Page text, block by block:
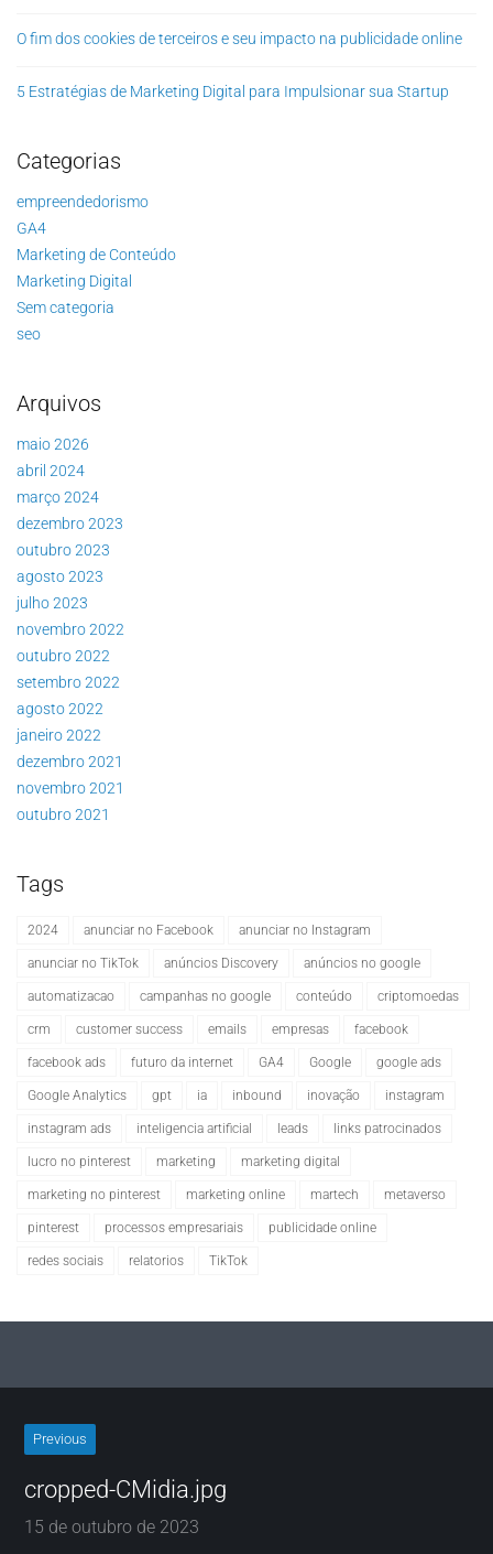
O fim dos cookies de terceiros e seu impacto na publicidade online
5 Estratégias de Marketing Digital para Impulsionar sua Startup
Categorias
empreendedorismo
GA4
Marketing de Conteúdo
Marketing Digital
Sem categoria
seo
Arquivos
maio 2026
abril 2024
março 2024
dezembro 2023
outubro 2023
agosto 2023
julho 2023
novembro 2022
outubro 2022
setembro 2022
agosto 2022
janeiro 2022
dezembro 2021
novembro 2021
outubro 2021
Tags
2024 anunciar no Facebook anunciar no Instagram
anunciar no TikTok anúncios Discovery anúncios no google
automatizacao campanhas no google conteúdo criptomoedas
crm customer success emails empresas facebook
facebook ads futuro da internet GA4 Google google ads
Google Analytics gpt ia inbound inovação instagram
instagram ads inteligencia artificial leads links patrocinados
lucro no pinterest marketing marketing digital
marketing no pinterest marketing online martech metaverso
pinterest processos empresariais publicidade online
redes sociais relatorios TikTok
Previous
cropped-CMidia.jpg
15 de outubro de 2023